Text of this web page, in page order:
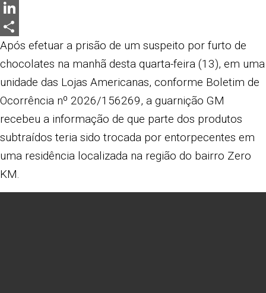
Messenger
LinkedIn
Share
Após efetuar a prisão de um suspeito por furto de
chocolates na manhã desta quarta-feira (13), em uma
unidade das Lojas Americanas, conforme Boletim de
Ocorrência nº 2026/156269, a guarnição GM
recebeu a informação de que parte dos produtos
subtraídos teria sido trocada por entorpecentes em
uma residência localizada na região do bairro Zero
KM.